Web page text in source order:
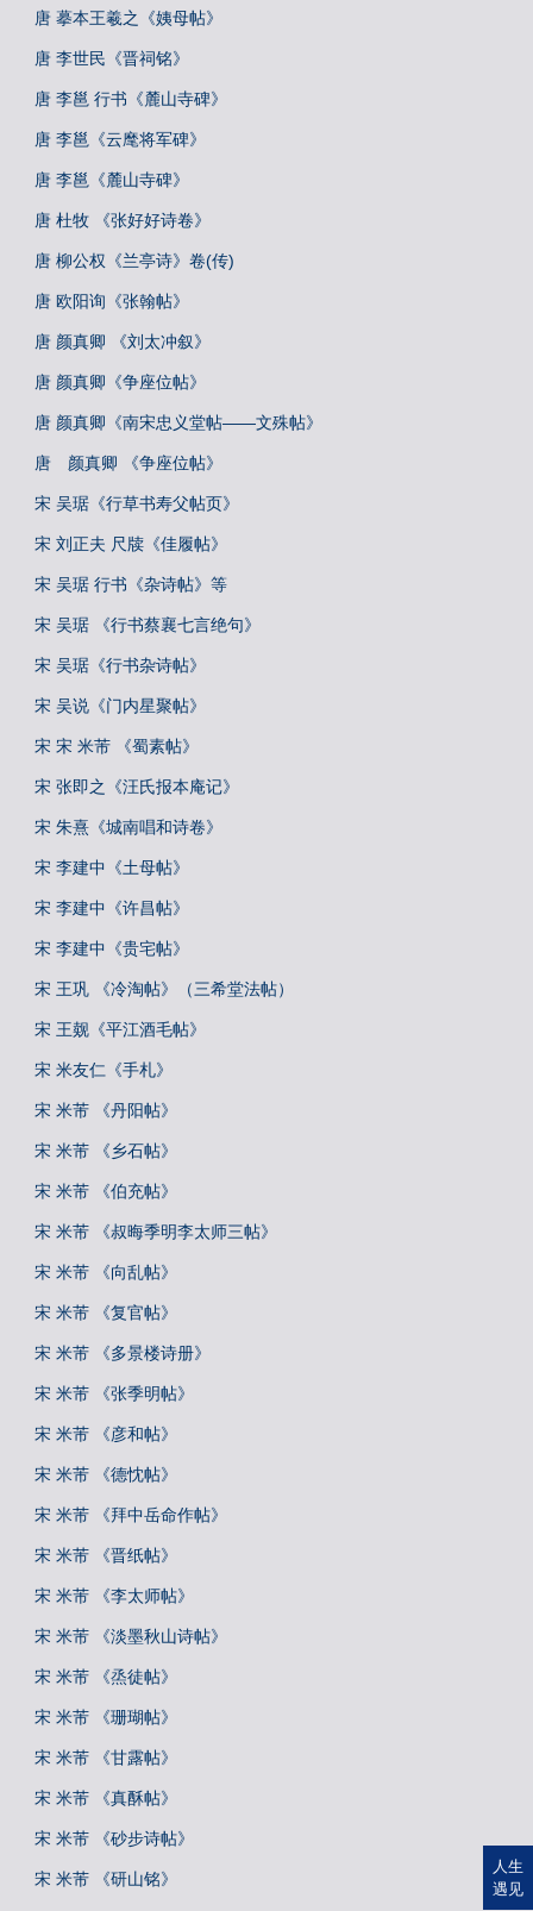
唐 摹本王羲之《姨母帖》
唐 李世民《晋祠铭》
唐 李邕 行书《麓山寺碑》
唐 李邕《云麾将军碑》
唐 李邕《麓山寺碑》
唐 杜牧 《张好好诗卷》
唐 柳公权《兰亭诗》卷(传)
唐 欧阳询《张翰帖》
唐 颜真卿 《刘太冲叙》
唐 颜真卿《争座位帖》
唐 颜真卿《南宋忠义堂帖——文殊帖》
唐 颜真卿 《争座位帖》
宋 吴琚《行草书寿父帖页》
宋 刘正夫 尺牍《佳履帖》
宋 吴琚 行书《杂诗帖》等
宋 吴琚 《行书蔡襄七言绝句》
宋 吴琚《行书杂诗帖》
宋 吴说《门内星聚帖》
宋 宋 米芾 《蜀素帖》
宋 张即之《汪氏报本庵记》
宋 朱熹《城南唱和诗卷》
宋 李建中《土母帖》
宋 李建中《许昌帖》
宋 李建中《贵宅帖》
宋 王巩 《冷淘帖》（三希堂法帖）
宋 王觌《平江酒毛帖》
宋 米友仁《手札》
宋 米芾 《丹阳帖》
宋 米芾 《乡石帖》
宋 米芾 《伯充帖》
宋 米芾 《叔晦季明李太师三帖》
宋 米芾 《向乱帖》
宋 米芾 《复官帖》
宋 米芾 《多景楼诗册》
宋 米芾 《张季明帖》
宋 米芾 《彦和帖》
宋 米芾 《德忱帖》
宋 米芾 《拜中岳命作帖》
宋 米芾 《晋纸帖》
宋 米芾 《李太师帖》
宋 米芾 《淡墨秋山诗帖》
宋 米芾 《烝徒帖》
宋 米芾 《珊瑚帖》
宋 米芾 《甘露帖》
宋 米芾 《真酥帖》
宋 米芾 《砂步诗帖》
宋 米芾 《研山铭》
人生
遇见